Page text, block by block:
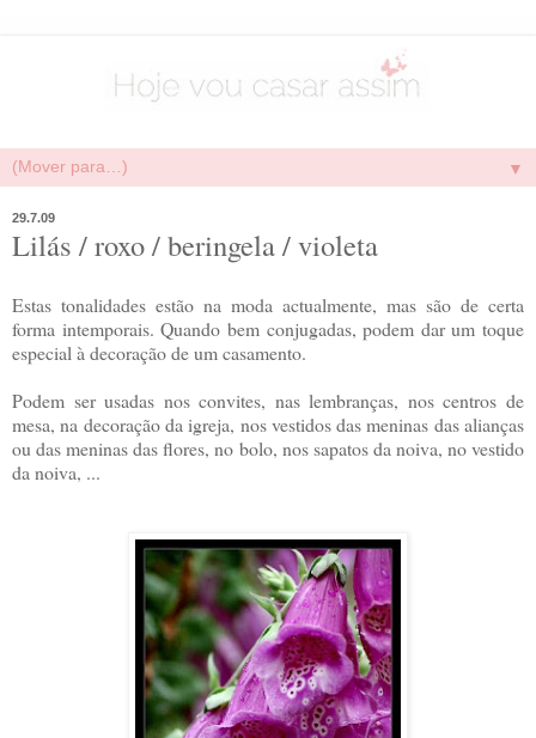
▼
29.7.09
Lilás / roxo / beringela / violeta
Estas tonalidades estão na moda actualmente, mas são de certa
forma intemporais. Quando bem conjugadas, podem dar um toque
especial à decoração de um casamento.
Podem ser usadas nos convites, nas lembranças, nos centros de
mesa, na decoração da igreja, nos vestidos das meninas das alianças
ou das meninas das flores, no bolo, nos sapatos da noiva, no vestido
da noiva, ...